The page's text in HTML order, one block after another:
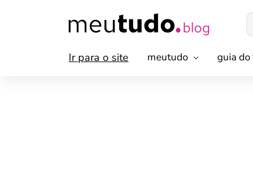
Ir para o site meutudo guia